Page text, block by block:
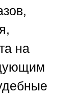
на